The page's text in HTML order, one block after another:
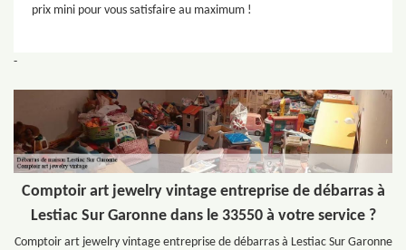
prix mini pour vous satisfaire au maximum !
-
Comptoir art jewelry vintage entreprise de débarras à
Lestiac Sur Garonne dans le 33550 à votre service ?
Comptoir art jewelry vintage entreprise de débarras à Lestiac Sur Garonne